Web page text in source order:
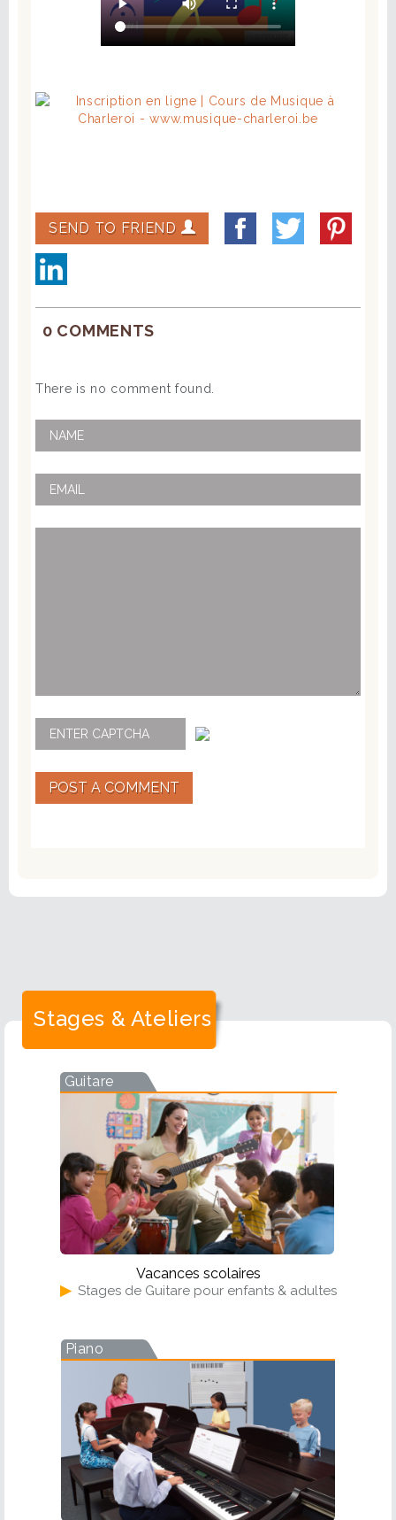
SEND TO FRIEND
0 COMMENTS
There is no comment found.
POST A COMMENT
Stages & Ateliers
Guitare
Vacances scolaires
▶ Stages de Guitare pour enfants & adultes
Piano